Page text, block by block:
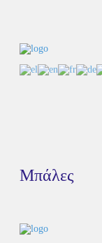
Μπάλες